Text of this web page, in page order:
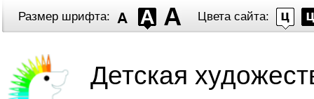
Размер шрифта: Цвета сайта:
Детская